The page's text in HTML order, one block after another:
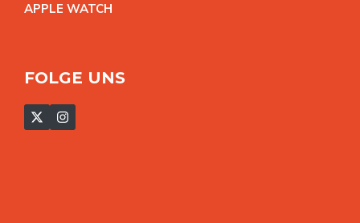
APPLE WATCH
FOLGE UNS